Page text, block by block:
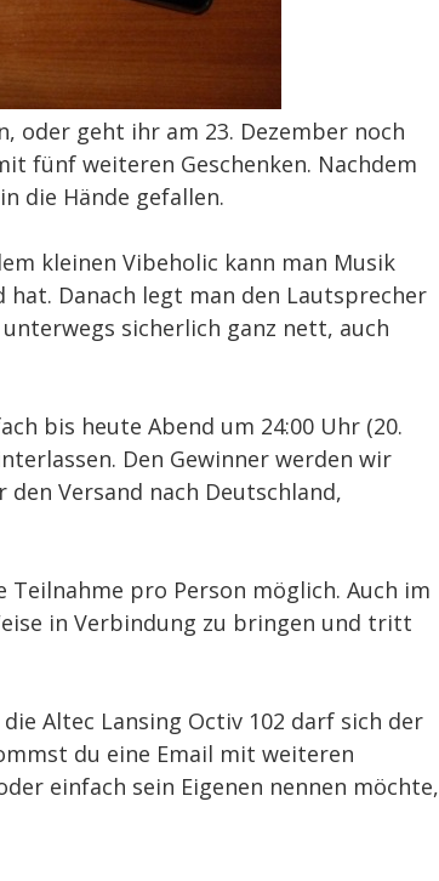
oder geht ihr am 23. Dezember noch
fünf weiteren Geschenken. Nachdem
die Hände gefallen.
kleinen Vibeholic kann man Musik
Danach legt man den Lautsprecher
sicherlich ganz nett, auch
bis heute Abend um 24:00 Uhr (20.
Den Gewinner werden wir
Versand nach Deutschland,
pro Person möglich. Auch im
in Verbindung zu bringen und tritt
Altec Lansing Octiv 102 darf sich der
du eine Email mit weiteren
einfach sein Eigenen nennen möchte,